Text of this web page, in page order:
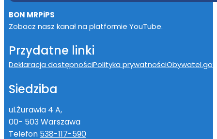
BON MRPiPS
Zobacz nasz kanał na platformie YouTube.
Przydatne linki
Deklaracja dostępnościPolityka prywatności
Siedziba
ul.Żurawia 4 A,
00- 503 Warszawa
Telefon 538-117-590